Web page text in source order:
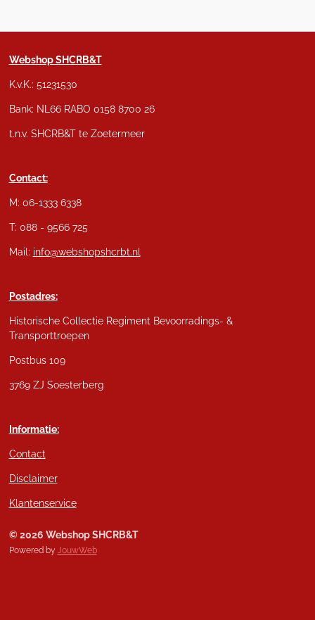
Webshop SHCRB&T
K.v.K.: 51231530
Bank: NL66 RABO 0158 8700 26
t.n.v. SHCRB&T te Zoetermeer
Contact:
M: 06-1333 6338
T: 088 - 9566 725
Mail: info@webshopshcrbt.nl
Postadres:
Historische Collectie Regiment Bevoorradings- &
Transporttroepen
Postbus 109
3769 ZJ Soesterberg
Informatie:
Contact
Disclaimer
Klantenservice
© 2026 Webshop SHCRB&T
Powered by JouwWeb